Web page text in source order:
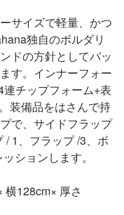
サイズで軽量、かつ
独自のボルダリ
ドの方針としてバッ
す。インナーフォー
連チップフォーム+表
装備品をはさんで持
で、サイドフラップ
/ 1、フラップ /3、ボ
ションします。
横128cm× 厚さ